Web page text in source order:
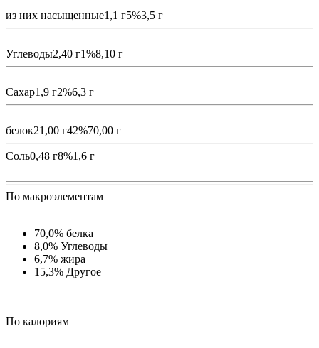
из них насыщенные1,1 г5%3,5 г
Углеводы2,40 г1%8,10 г
Сахар1,9 г2%6,3 г
белок21,00 г42%70,00 г
Соль0,48 г8%1,6 г
По макроэлементам
70,0% белка
8,0% Углеводы
6,7% жира
15,3% Другое
По калориям